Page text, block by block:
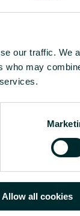
our traffic. We
who may
Allow all cookies